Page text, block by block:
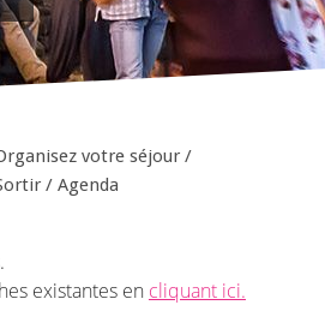
votre séjour /
/ Agenda
existantes en cliquant ici.